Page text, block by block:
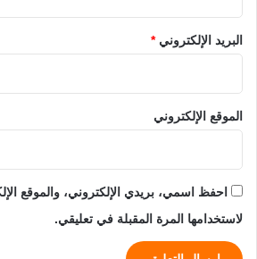
البريد الإلكتروني*
الموقع الإلكتروني
احفظ اسمي، بريدي الإلكتروني، والموقع
لاستخدامها المرة المقبلة في تعليقي.